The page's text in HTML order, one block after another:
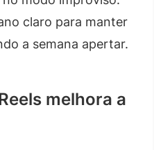
claro para manter
a semana apertar.
melhora a